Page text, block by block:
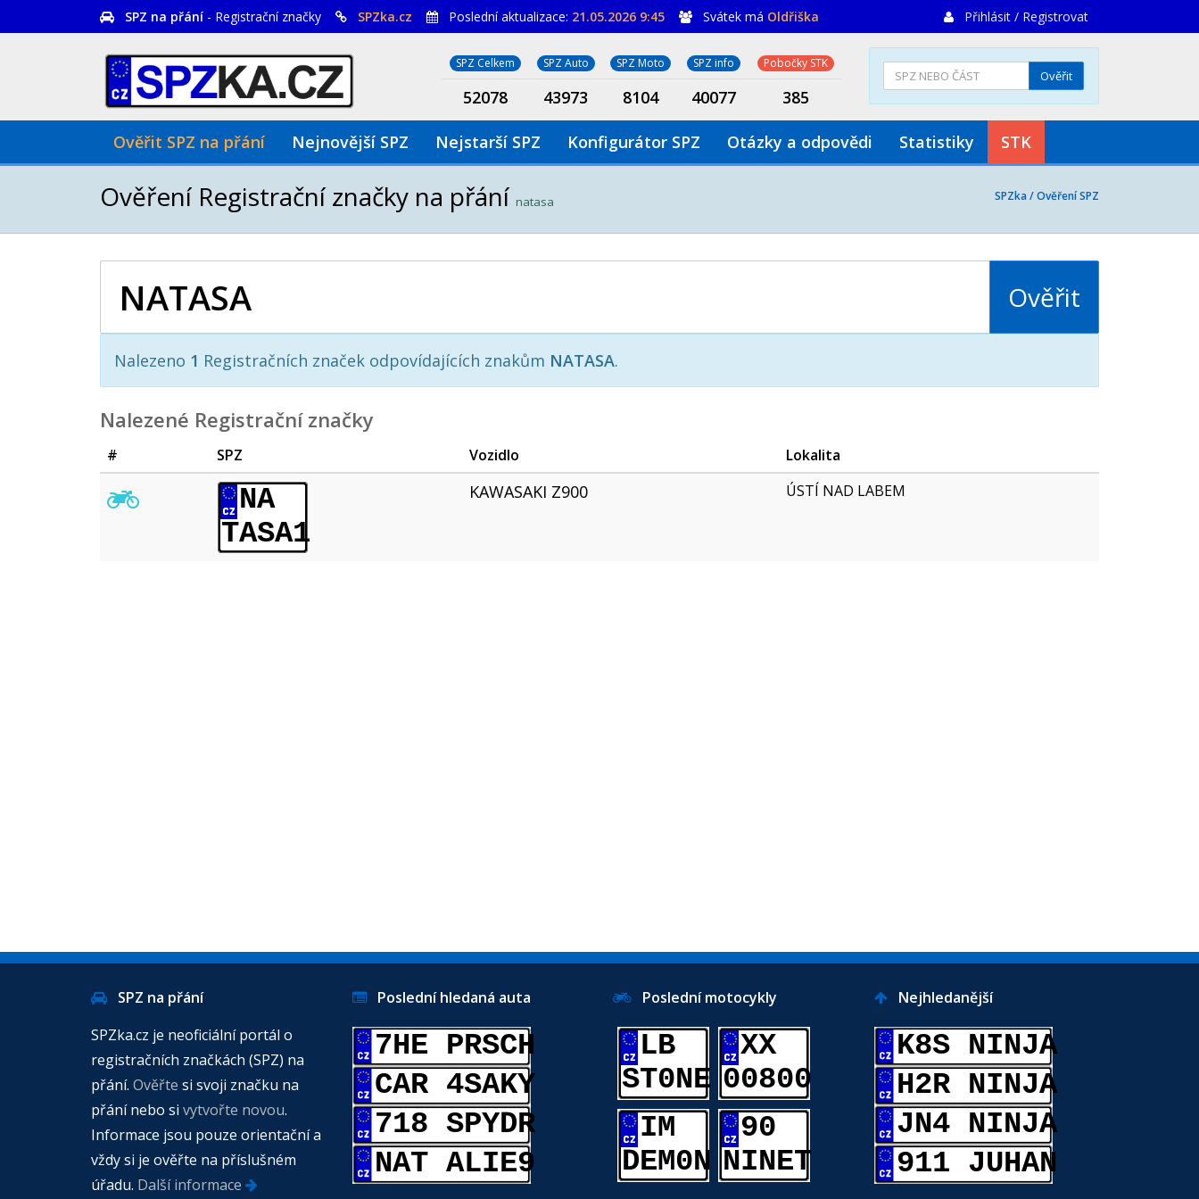
SPZ na přání - Registrační značky SPZka.cz Poslední aktualizace: 21.05.2026 9:45 Svátek má Oldřiška Přihlásit / Registrovat
SPZ Celkem SPZ Auto SPZ Moto SPZ info Pobočky STK
52078 43973 8104 40077 385
Ověřit
Ověřit SPZ na přání Nejnovější SPZ Nejstarší SPZ Konfigurátor SPZ Otázky a odpovědi Statistiky STK
Ověření Registrační značky na přání natasa SPZka /Ověření SPZ
Ověřit
Nalezeno 1 Registračních značek odpovídajících znakům NATASA.
Nalezené Registrační značky
# SPZ Vozidlo Lokalita
NA
TASA1
KAWASAKI Z900 ÚSTÍ NAD LABEM
SPZ na přání
SPZka.cz je neoficiální portál o
registračních značkách (SPZ) na
přání. Ověřte si svoji značku na
přání nebo si vytvořte novou.
Informace jsou pouze orientační a
vždy si je ověřte na příslušném
úřadu. Další informace
Poslední hledaná auta
7HE PRSCH
CAR 4SAKY
718 SPYDR
NAT ALIE9
Poslední motocykly
LB
ST0NE
XX
00800
IM
DEM0N
90
NINET
Nejhledanější
K8S NINJA
H2R NINJA
JN4 NINJA
911 JUHAN